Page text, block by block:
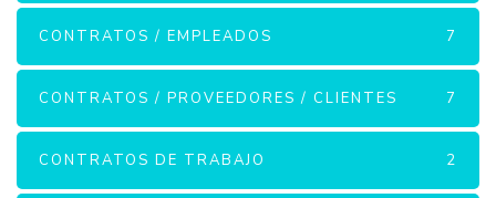
CONTRATOS / EMPLEADOS 7
CONTRATOS / PROVEEDORES / CLIENTES 7
CONTRATOS DE TRABAJO 2